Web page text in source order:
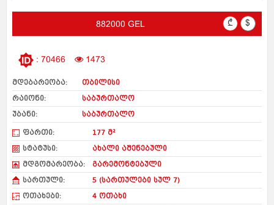
882000 GEL ₾ $
: 70466 1473
მდებარეობა:
თბილისი
რაიონი:
საბურთალო
უბანი:
საბურთალო
ფართი:
177 მ²
სტატუსი:
ახალი აშენებული
მდგომარეობა:
გარემონტებული
სართული:
5 (სართულები სულ 7)
ოთახები:
4 ოთახი